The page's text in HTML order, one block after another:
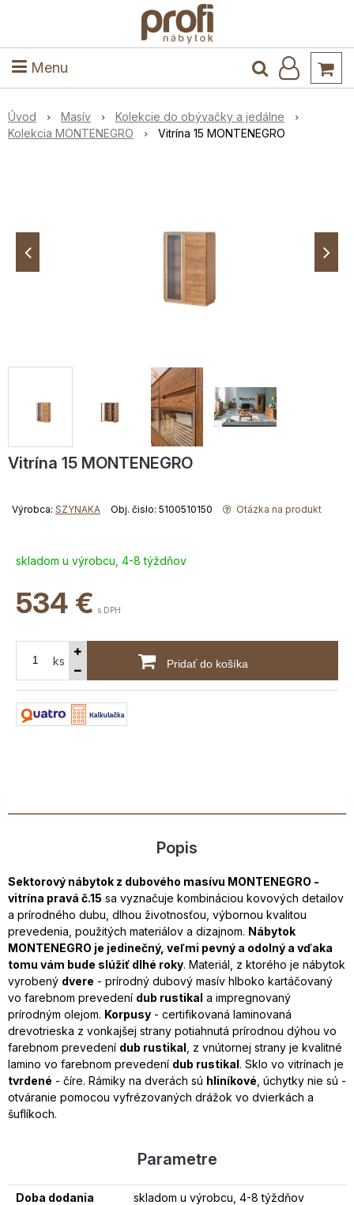
Menu
Kuchyňa a jedáleň
Úvod Masív
Kolekcie do obývačky a jedálne
Kolekcia MONTENEGRO
Vitrína 15 MONTENEGRO
Vitrína 15 MONTENEGRO
Výrobca: SZYNAKA Obj. čislo: 5100510150 Otázka na produkt
skladom u výrobcu, 4-8 týždňov
534 € s DPH
ks Pridať do košíka
Popis
Sektorový nábytok z dubového masívu MONTENEGRO -
vitrína pravá č.15 sa vyznačuje kombináciou kovových detailov
a prírodného dubu, dlhou životnosťou, výbornou kvalitou
prevedenia, použitých materiálov a dizajnom. Nábytok
MONTENEGRO je jedinečný, veľmi pevný a odolný a vďaka
tomu vám bude slúžiť dlhé roky. Materiál, z ktorého je nábytok
vyrobený dvere - prírodný dubový masív hlboko kartáčovaný
vo farebnom prevedení dub rustikal a impregnovaný
prírodným olejom. Korpusy - certifikovaná laminovaná
drevotrieska z vonkajšej strany potiahnutá prírodnou dýhou vo
farebnom prevedení dub rustikal , z vnútornej strany je kvalitné
lamino vo farebnom prevedení dub rustikal. Sklo vo vitrínach je
tvrdené - číre. Rámiky na dverách sú hliníkové , úchytky nie sú -
otváranie pomocou vyfrézovaných drážok vo dvierkách a
šuflíkoch.
Parametre
Doba dodania
skladom u výrobcu, 4-8 týždňov